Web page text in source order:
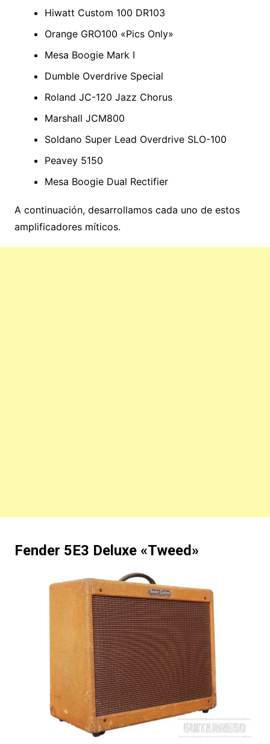
Hiwatt Custom 100 DR103
Orange GRO100 «Pics Only»
Mesa Boogie Mark I
Dumble Overdrive Special
Roland JC-120 Jazz Chorus
Marshall JCM800
Soldano Super Lead Overdrive SLO-100
Peavey 5150
Mesa Boogie Dual Rectifier
A continuación, desarrollamos cada uno de estos
amplificadores míticos.
Fender 5E3 Deluxe «Tweed»